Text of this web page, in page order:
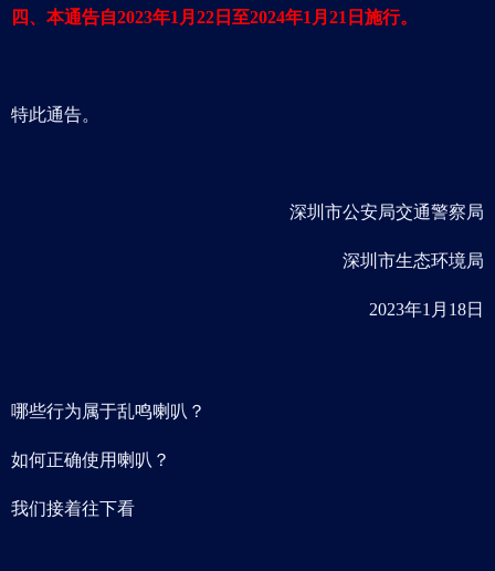
四、本通告自2023年1月22日至2024年1月21日施行。
特此通告。
深圳市公安局交通警察局
深圳市生态环境局
2023年1月18日
哪些行为属于乱鸣喇叭？
如何正确使用喇叭？
我们接着往下看